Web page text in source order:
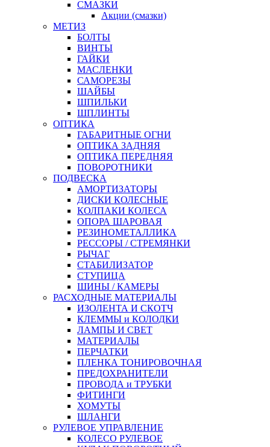
СМАЗКИ
Акции (смазки)
МЕТИЗ
БОЛТЫ
ВИНТЫ
ГАЙКИ
МАСЛЕНКИ
САМОРЕЗЫ
ШАЙБЫ
ШПИЛЬКИ
ШПЛИНТЫ
ОПТИКА
ГАБАРИТНЫЕ ОГНИ
ОПТИКА ЗАДНЯЯ
ОПТИКА ПЕРЕДНЯЯ
ПОВОРОТНИКИ
ПОДВЕСКА
АМОРТИЗАТОРЫ
ДИСКИ КОЛЕСНЫЕ
КОЛПАКИ КОЛЕСА
ОПОРА ШАРОВАЯ
РЕЗИНОМЕТАЛЛИКА
РЕССОРЫ / СТРЕМЯНКИ
РЫЧАГ
СТАБИЛИЗАТОР
СТУПИЦА
ШИНЫ / КАМЕРЫ
РАСХОДНЫЕ МАТЕРИАЛЫ
ИЗОЛЕНТА И СКОТЧ
КЛЕММЫ и КОЛОДКИ
ЛАМПЫ И СВЕТ
МАТЕРИАЛЫ
ПЕРЧАТКИ
ПЛЕНКА ТОНИРОВОЧНАЯ
ПРЕДОХРАНИТЕЛИ
ПРОВОДА и ТРУБКИ
ФИТИНГИ
ХОМУТЫ
ШЛАНГИ
РУЛЕВОЕ УПРАВЛЕНИЕ
КОЛЕСО РУЛЕВОЕ